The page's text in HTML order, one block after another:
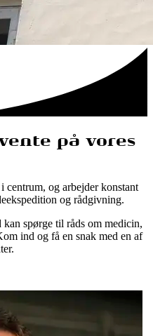
på vores
centrum, og arbejder konstant
og rådgivning.
spørge til råds om medicin,
ind og få en snak med en af